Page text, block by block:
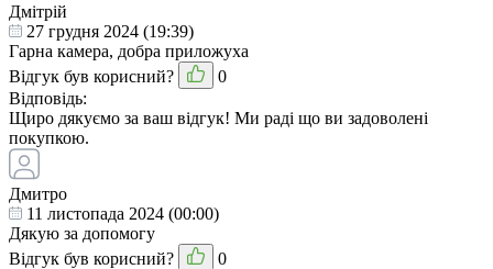
Дмітрій
27 грудня 2024 (19:39)
Гарна камера, добра приложуха
Відгук був корисний?
0
Відповідь:
Щиро дякуємо за ваш відгук! Ми раді що ви задоволені
покупкою.
Дмитро
11 листопада 2024 (00:00)
Дякую за допомогу
Відгук був корисний?
0